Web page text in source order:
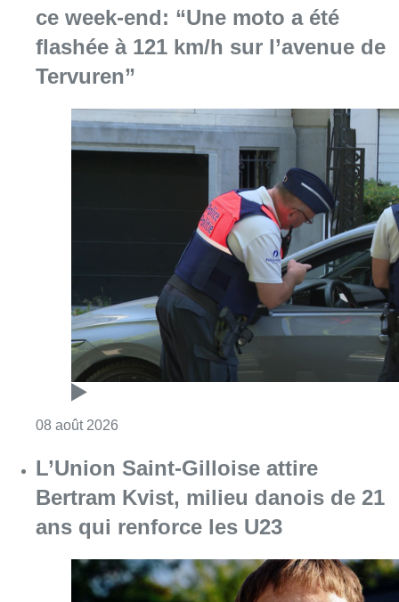
ce week-end: “Une moto a été
flashée à 121 km/h sur l’avenue de
Tervuren”
08 août 2026
L’Union Saint-Gilloise attire
Bertram Kvist, milieu danois de 21
ans qui renforce les U23